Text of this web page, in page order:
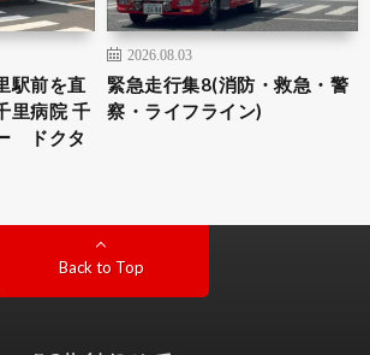
駅前を直
里病院 千
ドクタ
2026.08.03
緊急走行集8(消防・救急・警
察・ライフライン)
Back to Top